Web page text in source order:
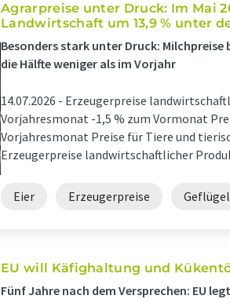
Agrarpreise unter Druck: Im Mai
Landwirtschaft um 13,9 % unter
Besonders stark unter Druck:
die Hälfte weniger als im Vorjahr
14.07.2026 - Erzeugerpreise
Vorjahresmonat -1,5 % zum Vormonat
Vorjahresmonat Preise für Tiere und
Erzeugerpreise landwirtschaftlicher
Eier Erzeugerpreise Geflügel
EU will Käfighaltung und
Fünf Jahre nach dem Versprechen: EU